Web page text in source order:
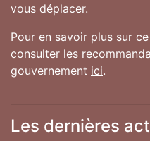
vous déplacer.
Pour en savoir plus sur
consulter les
gouvernement ici.
Les dernières